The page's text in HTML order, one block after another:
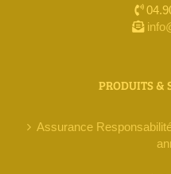
PRODUITS &
Assurance